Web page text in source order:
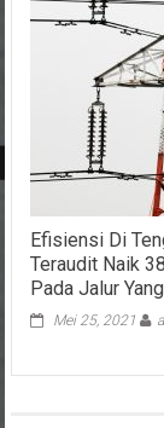
Efisiensi Di
Teraudit Naik
Pada Jalur
Mei 25, 2021